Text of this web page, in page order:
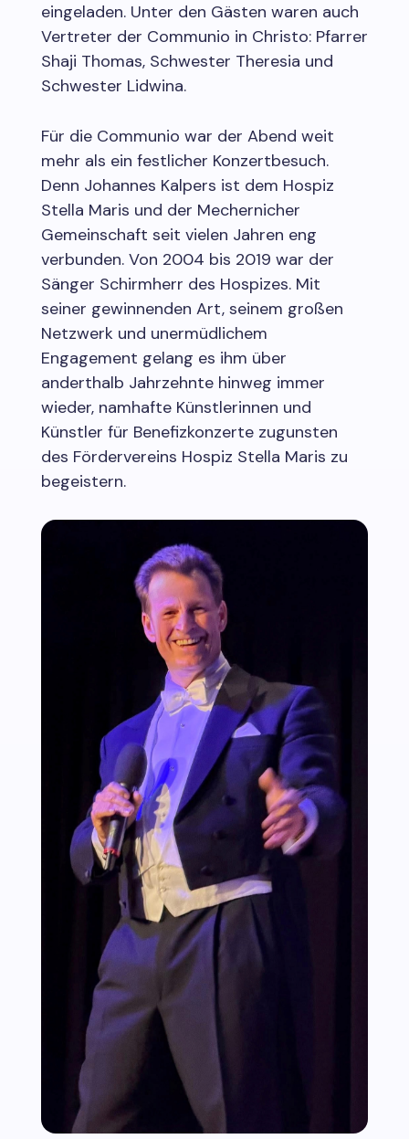
eingeladen. Unter den Gästen waren auch
Vertreter der Communio in Christo: Pfarrer
Shaji Thomas, Schwester Theresia und
Schwester Lidwina.
Für die Communio war der Abend weit
mehr als ein festlicher Konzertbesuch.
Denn Johannes Kalpers ist dem Hospiz
Stella Maris und der Mechernicher
Gemeinschaft seit vielen Jahren eng
verbunden. Von 2004 bis 2019 war der
Sänger Schirmherr des Hospizes. Mit
seiner gewinnenden Art, seinem großen
Netzwerk und unermüdlichem
Engagement gelang es ihm über
anderthalb Jahrzehnte hinweg immer
wieder, namhafte Künstlerinnen und
Künstler für Benefizkonzerte zugunsten
des Fördervereins Hospiz Stella Maris zu
begeistern.